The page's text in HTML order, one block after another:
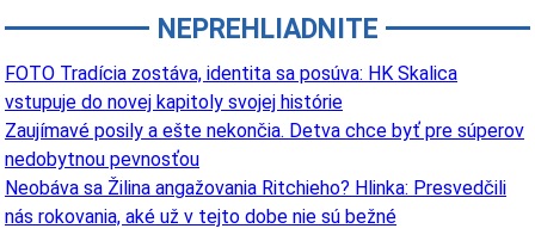
NEPREHLIADNITE
FOTO Tradícia zostáva, identita sa posúva: HK Skalica
vstupuje do novej kapitoly svojej histórie
Zaujímavé posily a ešte nekončia. Detva chce byť pre súperov
nedobytnou pevnosťou
Neobáva sa Žilina angažovania Ritchieho? Hlinka: Presvedčili
nás rokovania, aké už v tejto dobe nie sú bežné